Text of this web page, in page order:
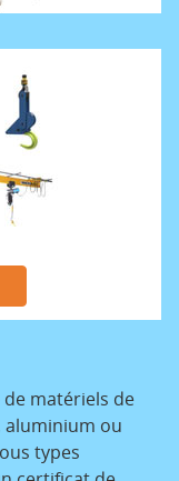
de matériels de
aluminium ou
types